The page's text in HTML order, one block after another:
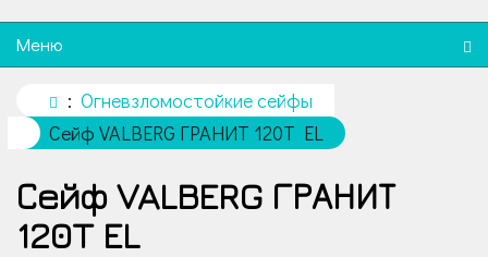
Меню
Огневзломостойкие сейфы
Сейф VALBERG ГРАНИТ 120T EL
Сейф VALBERG ГРАНИТ
120T EL